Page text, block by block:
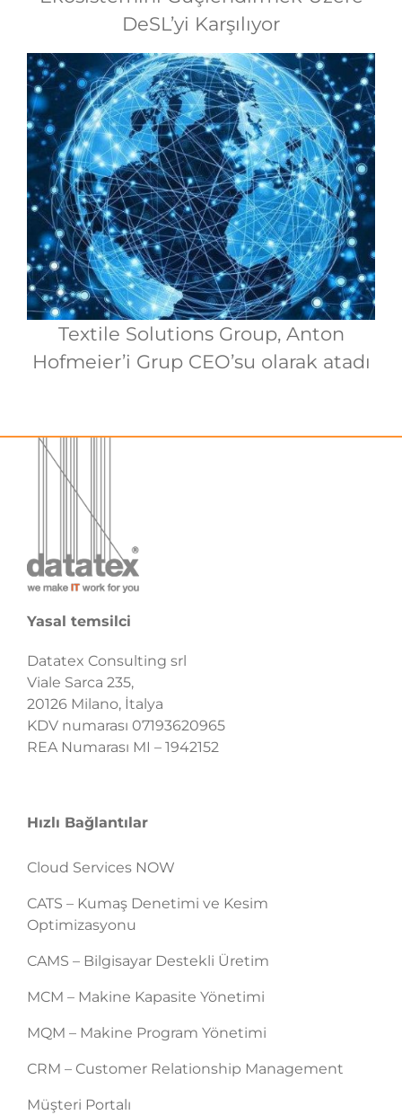
DeSL’yi Karşılıyor
Textile Solutions Group, Anton
Hofmeier’i Grup CEO’su olarak atadı
Yasal temsilci
Datatex Consulting srl
Viale Sarca 235,
20126 Milano, İtalya
KDV numarası 07193620965
REA Numarası MI – 1942152
Hızlı Bağlantılar
Cloud Services NOW
CATS – Kumaş Denetimi ve Kesim
Optimizasyonu
CAMS – Bilgisayar Destekli Üretim
MCM – Makine Kapasite Yönetimi
MQM – Makine Program Yönetimi
CRM – Customer Relationship Management
Müşteri Portalı